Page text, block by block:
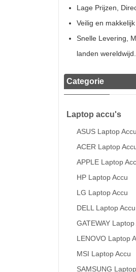
Lage Prijzen,
Veilig en
Snelle Levering,
landen wereldwijd.
Categorie
Laptop accu's
ASUS Laptop Accu
ACER Laptop
APPLE Laptop
HP Laptop Accu
LG Laptop Accu
DELL Laptop Accu
GATEWAY Laptop
LENOVO Laptop
MSI Laptop Accu
SAMSUNG